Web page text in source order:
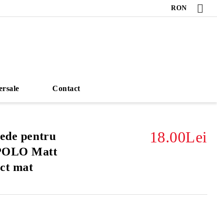
RON
Contact
pentru
Matt
mat
18.00Lei